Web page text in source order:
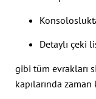
Detaylı çeki
gibi tüm evrakları
kapılarında zaman